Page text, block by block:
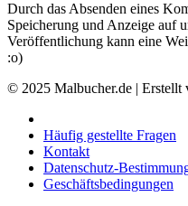
Durch das Absenden eines
Speicherung und Anzeige auf
Veröffentlichung kann eine
:o)
© 2025 Malbucher.de | Erstellt
Häufig gestellte Fragen
Kontakt
Datenschutz-
Geschäftsbedingungen